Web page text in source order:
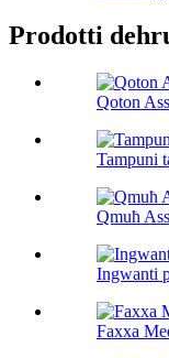
Prodotti
Qoton
Tampuni
Qmuħ
Ingwanti
Faxxa